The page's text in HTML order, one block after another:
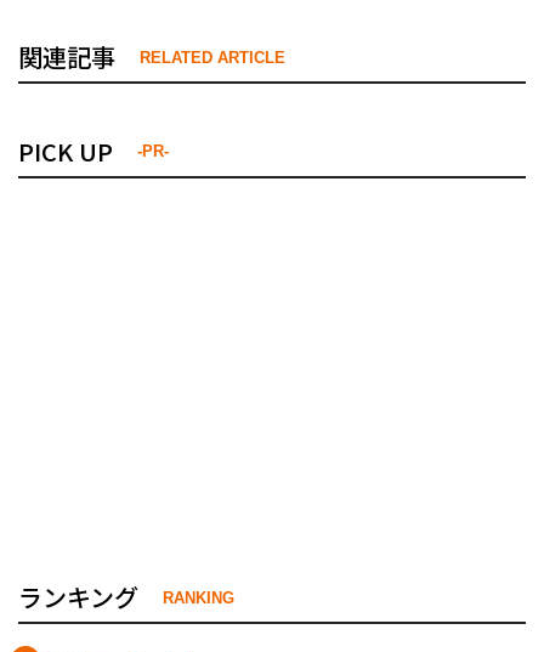
関連記事 RELATED ARTICLE
PICK UP -PR-
ランキング RANKING